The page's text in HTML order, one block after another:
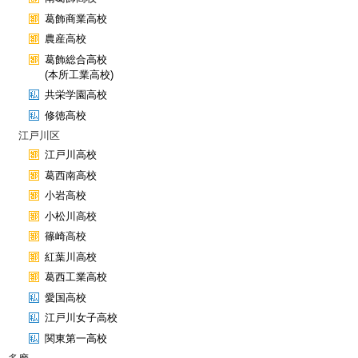
葛飾商業高校
農産高校
葛飾総合高校
(本所工業高校)
共栄学園高校
修徳高校
江戸川区
江戸川高校
葛西南高校
小岩高校
小松川高校
篠崎高校
紅葉川高校
葛西工業高校
愛国高校
江戸川女子高校
関東第一高校